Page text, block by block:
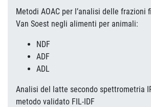
Metodi AOAC per l’analisi delle frazioni
Van Soest negli alimenti per animali:
NDF
ADF
ADL
Analisi del latte secondo spettrometria
metodo validato FIL-IDF